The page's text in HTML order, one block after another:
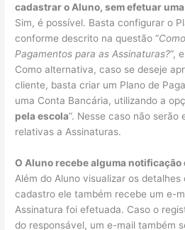
cadastrar o Aluno, sem efetuar
Sim, é possível. Basta configurar o
conforme descrito na questão “
Pagamentos para as Assinaturas?“,
Como alternativa, caso se deseje
cliente, basta criar um Plano de
uma Conta Bancária, utilizando a
pela escola“. Nesse caso não serão
relativas a Assinaturas.
O Aluno recebe alguma notificação
Além do Aluno visualizar os
cadastro ele também recebe um e-
Assinatura foi efetuada. Caso o
do responsável, um e-mail também